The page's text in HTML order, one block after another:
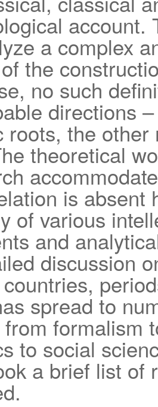
account.
a complex
the
no such
directions
roots, the
theoretical
is absent
of various
and
discussion
spread to
formalism
to social
a brief list of